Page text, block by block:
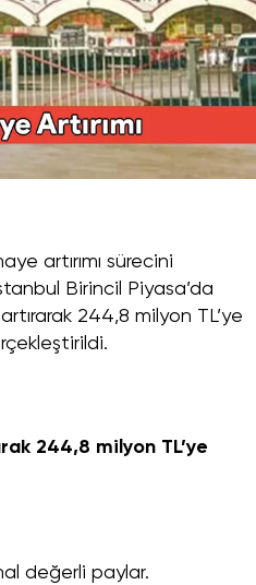
artırımı sürecini
Birincil Piyasa’da
244,8 milyon TL’ye
244,8 milyon TL’ye
değerli paylar.